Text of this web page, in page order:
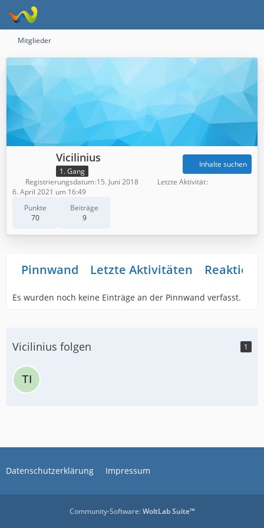
Mitglieder
Vicilinius
1. Gang
Punkte
70
Beiträge
9
Inhalte suchen
Registrierungsdatum 15. Juni 2018
Letzte Aktivität
6. April 2021 um 16:49
Pinnwand Letzte Aktivitäten
Es wurden noch keine Einträge an der Pinnwand verfasst.
Vicilinius folgen 1
Datenschutzerklärung Impressum
Community-Software:WoltLab Suite™